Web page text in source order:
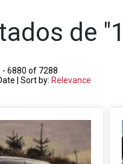
de "
- 6880 of 7288
| Sort by: Relevance